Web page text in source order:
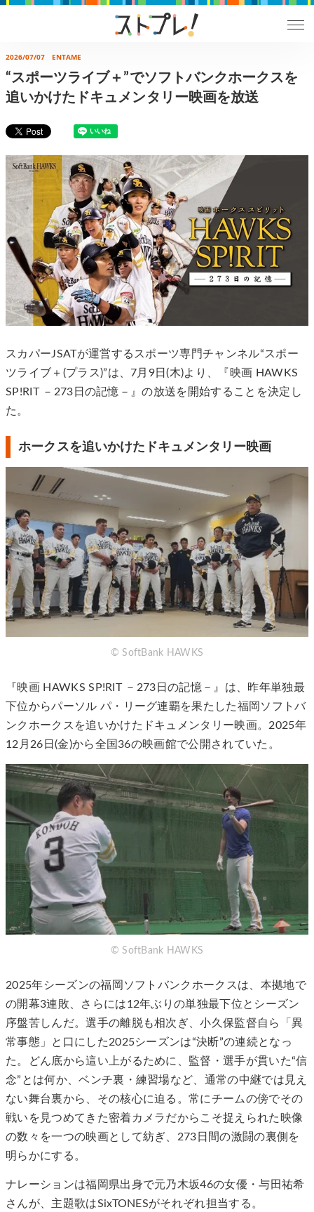
2026/07/07 ENTAME
“スポーツライブ＋”でソフトバンクホークスを
追いかけたドキュメンタリー映画を放送
スカパーJSATが運営するスポーツ専門チャンネル“スポー
ツライブ＋(プラス)”は、7月9日(木)より、『映画 HAWKS
SP!RIT －273日の記憶－』の放送を開始することを決定し
た。
ホークスを追いかけたドキュメンタリー映画
© SoftBank HAWKS
『映画 HAWKS SP!RIT －273日の記憶－』は、昨年単独最
下位からパーソル パ・リーグ連覇を果たした福岡ソフトバ
ンクホークスを追いかけたドキュメンタリー映画。2025年
12月26日(金)から全国36の映画館で公開されていた。
© SoftBank HAWKS
2025年シーズンの福岡ソフトバンクホークスは、本拠地で
の開幕3連敗、さらには12年ぶりの単独最下位とシーズン
序盤苦しんだ。選手の離脱も相次ぎ、小久保監督自ら「異
常事態」と口にした2025シーズンは“決断”の連続となっ
た。どん底から這い上がるために、監督・選手が貫いた“信
念”とは何か、ベンチ裏・練習場など、通常の中継では見え
ない舞台裏から、その核心に迫る。常にチームの傍でその
戦いを見つめてきた密着カメラだからこそ捉えられた映像
の数々を一つの映画として紡ぎ、273日間の激闘の裏側を
明らかにする。
ナレーションは福岡県出身で元乃木坂46の女優・与田祐希
さんが、主題歌はSixTONESがそれぞれ担当する。